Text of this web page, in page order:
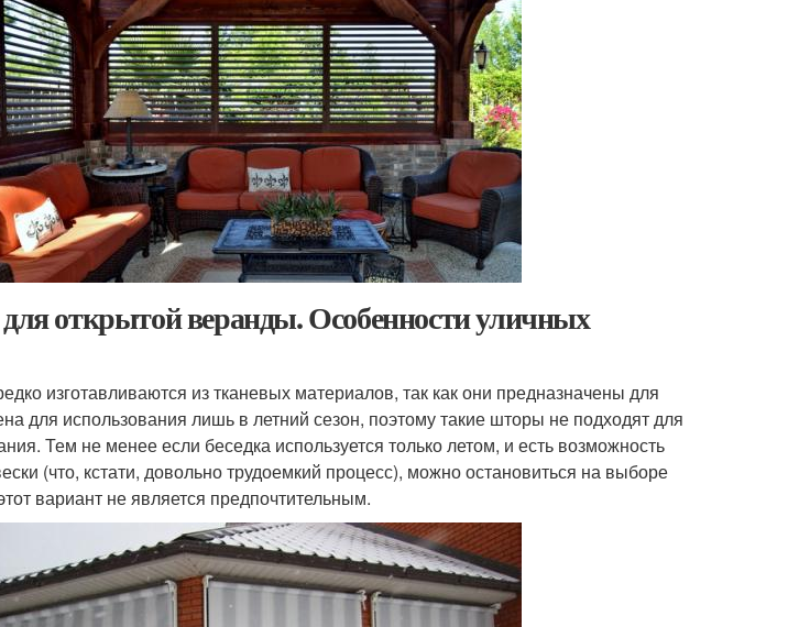
открытой веранды. Особенности уличных
изготавливаются из тканевых материалов, так как они предназначены для
для использования лишь в летний сезон, поэтому такие шторы не подходят для
Тем не менее если беседка используется только летом, и есть возможность
(что, кстати, довольно трудоемкий процесс), можно остановиться на выборе
вариант не является предпочтительным.